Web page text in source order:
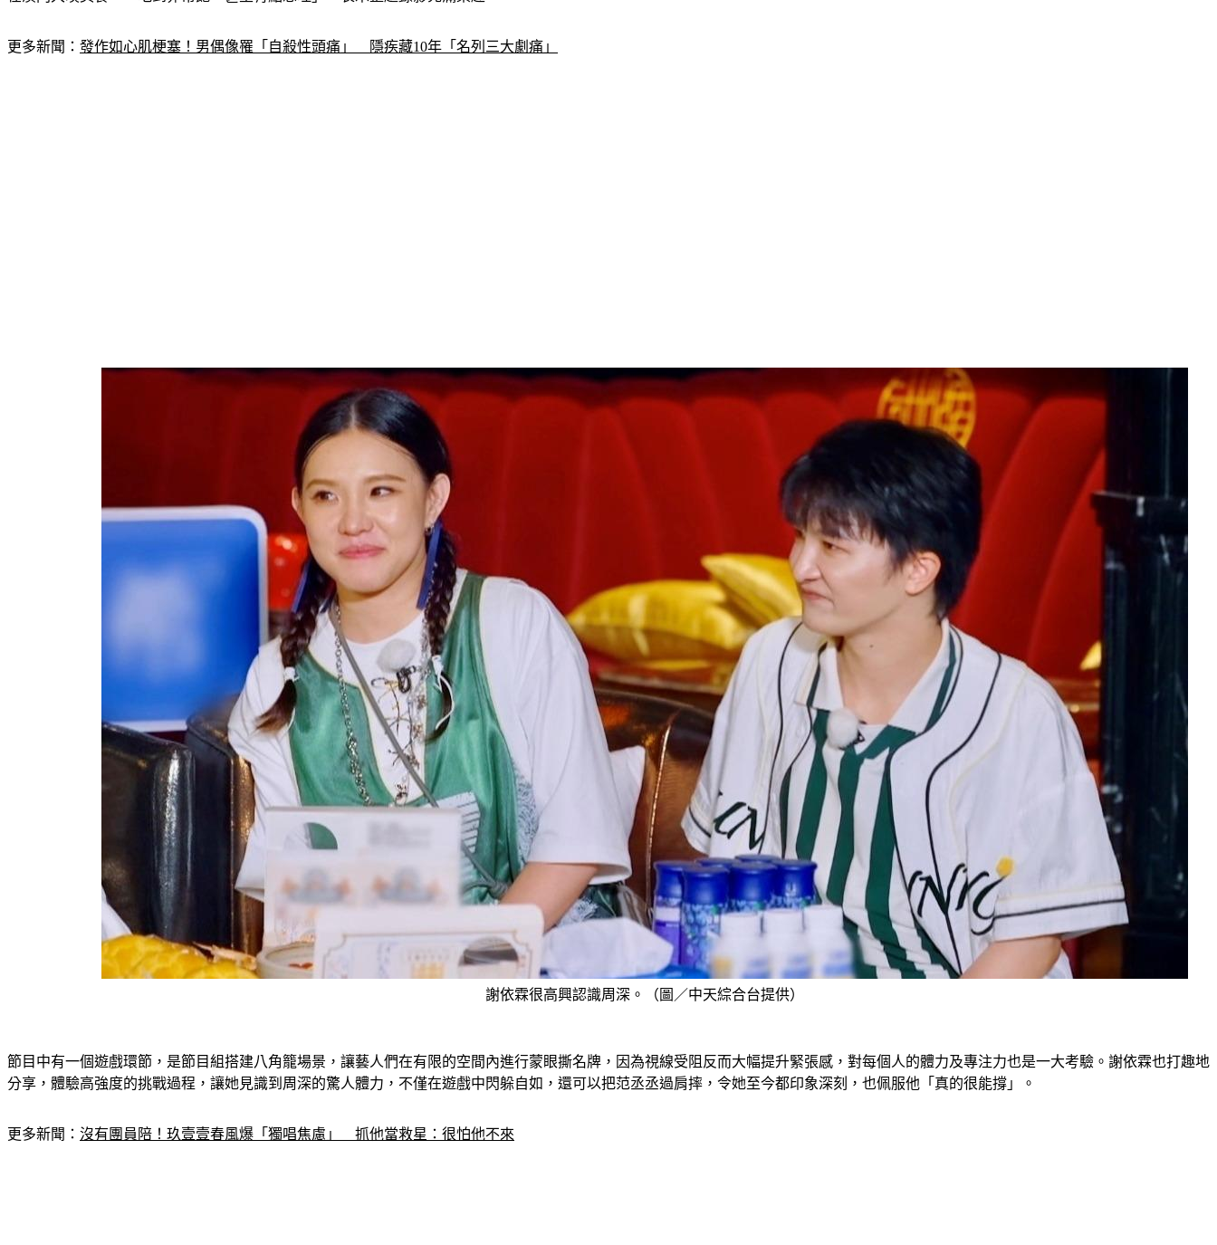
更多新聞： 發作如心肌梗塞！男偶像罹「自殺性頭痛」　隱疾藏10年「名列三大劇痛」
謝依霖很高興認識周深。（圖／中天綜合台提供）
節目中有一個遊戲環節，是節目組搭建八角籠場景，讓藝人們在有限的空間內進行蒙眼撕名牌，因為視線受阻反而大幅提升緊張感，對每個人的體力及專注力也是一大考驗。謝依霖也打趣地
分享，體驗高強度的挑戰過程，讓她見識到周深的驚人體力，不僅在遊戲中閃躲自如，還可以把范丞丞過肩摔，令她至今都印象深刻，也佩服他「真的很能撐」。
更多新聞： 沒有團員陪！玖壹壹春風爆「獨唱焦慮」　抓他當救星：很怕他不來